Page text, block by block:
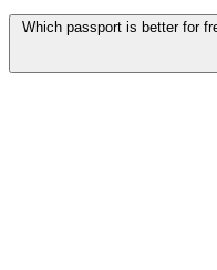
Which passport is better for